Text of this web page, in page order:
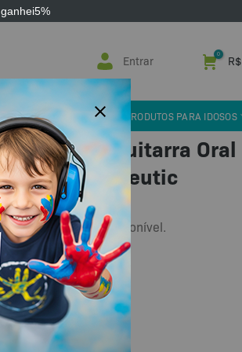
ganhei5%
Entrar R$
TECNOLOGIA ASSISTIVA PRODUTOS PARA IDOSOS
Guitarra Oral
ARK Therapeutic
de estoque e indisponível.